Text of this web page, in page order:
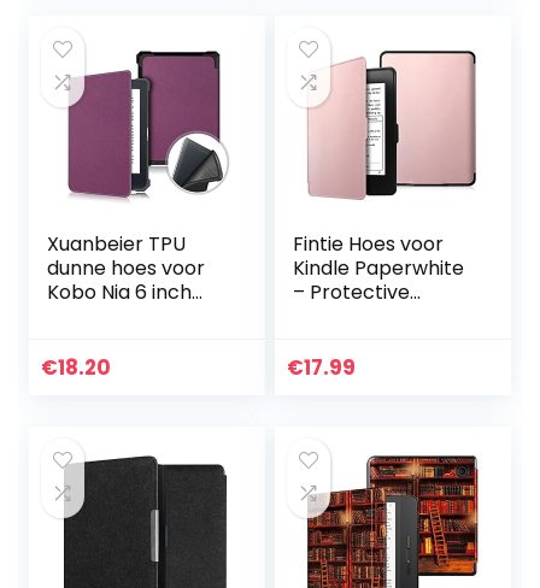
abrikoos bloem
Xuanbeier TPU
dunne hoes voor
Kobo Nia 6 inch
met functie Auto
€18.20
Fintie Hoes voor
Kindle Paperwhite
– Protective
Case voor All
€17.99